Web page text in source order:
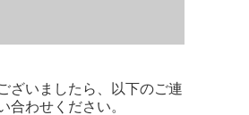
ざいましたら、以下のご連
合わせください。